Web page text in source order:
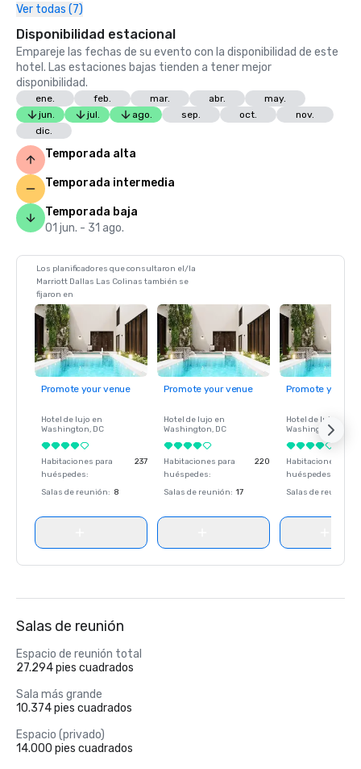
Ver todas (7)
Disponibilidad estacional
Empareje las fechas de su evento con la disponibilidad de este
hotel. Las estaciones bajas tienden a tener mejor
disponibilidad.
ene. feb. mar. abr.
may.
jun.
jul. ago. sep. oct.
nov.
dic.
Temporada alta
Temporada intermedia
Temporada baja
01 jun. - 31 ago.
Los planificadores que consultaron el/la
Marriott Dallas Las Colinas también se
fijaron en
Promote your venue
Hotel de lujo en
Washington, DC
Habitaciones para
huéspedes:
237
Salas de reunión: 8
Promote your venue
Hotel de lujo en
Washington, DC
Habitaciones para
huéspedes:
220
Salas de reunión: 17
Promote your
Hotel de lujo en
Washington
Habitaciones para
huéspedes
Salas de reunión
Salas de reunión
Espacio de reunión total
27.294 pies cuadrados
Sala más grande
10.374 pies cuadrados
Espacio (privado)
14.000 pies cuadrados